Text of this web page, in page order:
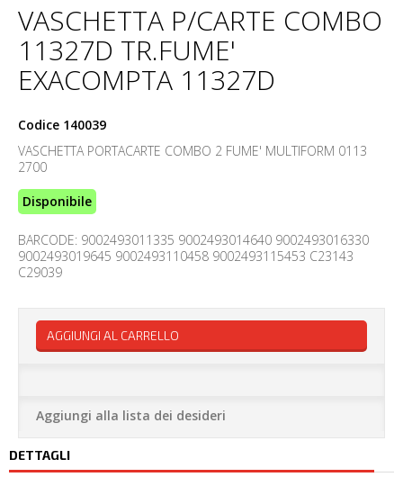
VASCHETTA P/CARTE COMBO
11327D TR.FUME'
EXACOMPTA 11327D
Codice 140039
VASCHETTA PORTACARTE COMBO 2 FUME' MULTIFORM 0113
2700
Disponibile
BARCODE: 9002493011335 9002493014640 9002493016330
9002493019645 9002493110458 9002493115453 C23143
C29039
AGGIUNGI AL CARRELLO
Aggiungi alla lista dei desideri
DETTAGLI